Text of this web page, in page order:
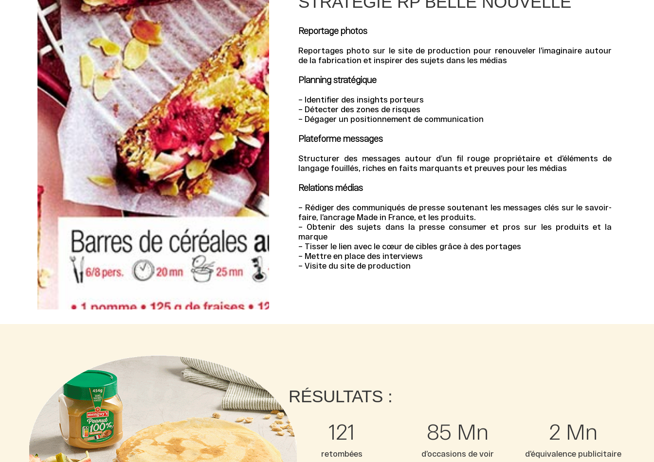
Reportage photos
Reportages photo sur le site de production pour renouveler l’imaginaire autour
de la fabrication et inspirer des sujets dans les médias
Planning stratégique
– Identifier des insights porteurs
– Détecter des zones de risques
– Dégager un positionnement de communication
Plateforme messages
Structurer des messages autour d’un fil rouge propriétaire et d’éléments de
langage fouillés, riches en faits marquants et preuves pour les médias
Relations médias
– Rédiger des communiqués de presse soutenant les messages clés sur le savoir-
faire, l’ancrage Made in France, et les produits.
– Obtenir des sujets dans la presse consumer et pros sur les produits et la
marque
– Tisser le lien avec le cœur de cibles grâce à des portages
– Mettre en place des interviews
– Visite du site de production
RÉSULTATS :
123
retombées
86 Mn
d’occasions de voir
2 Mn
d’équivalence publicitaire